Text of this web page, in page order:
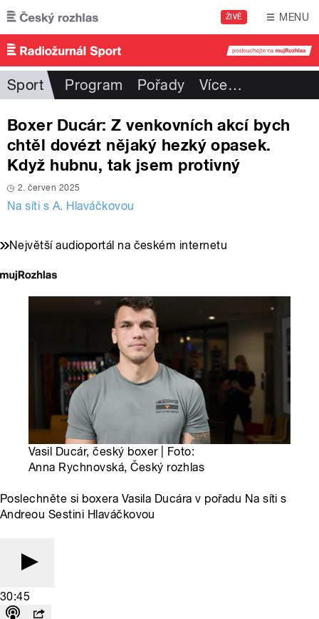
Přejít k hlavnímu obsahu
ŽIVĚ MENU
Sport Program Pořady Více…
Boxer Ducár: Z venkovních akcí bych
chtěl dovézt nějaký hezký opasek.
Když hubnu, tak jsem protivný
2. červen 2025
Na síti s A. Hlaváčkovou
Největší audioportál na českém internetu
Vasil Ducár, český boxer | Foto:
Anna Rychnovská, Český rozhlas
Poslechněte si boxera Vasila Ducára v pořadu Na síti s
Andreou Sestini Hlaváčkovou
30:45